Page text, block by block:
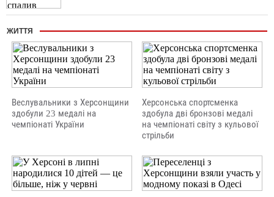
ЖИТТЯ
Веслувальники з Херсонщини
здобули 23 медалі на
чемпіонаті України
Херсонська спортсменка
здобула дві бронзові медалі
на чемпіонаті світу з кульової
стрільби